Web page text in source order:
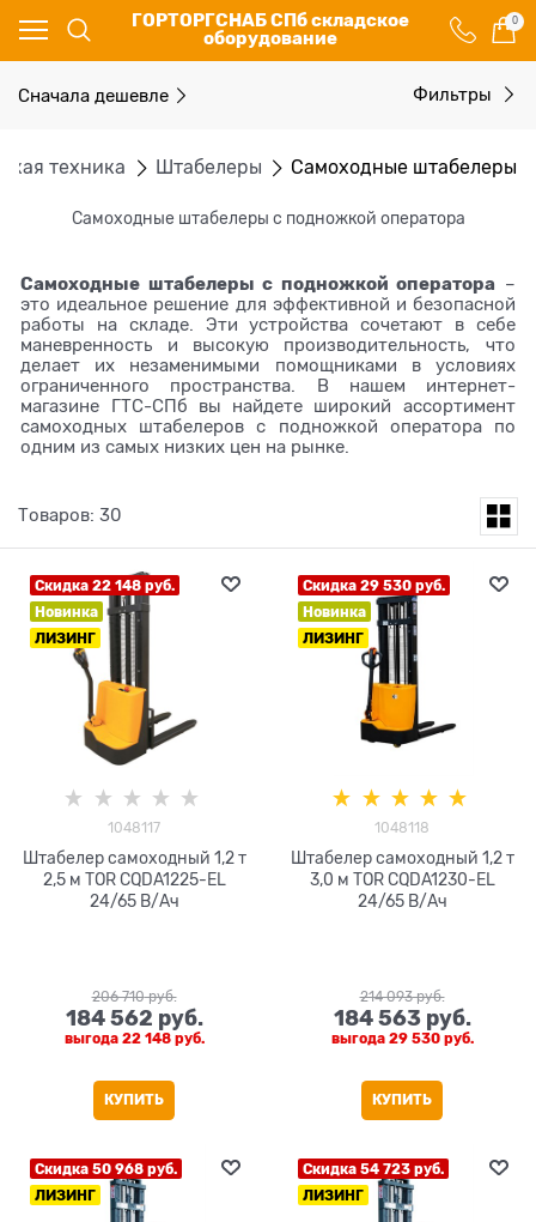
ГОРТОРГСНАБ СПб складское
оборудование
0
техника Штабелеры Самоходные штабелеры
Самоходные штабелеры с подножкой оператора
Самоходные штабелеры с подножкой оператора –
это идеальное решение для эффективной и безопасной
работы на складе. Эти устройства сочетают в себе
маневренность и высокую производительность, что
делает их незаменимыми помощниками в условиях
ограниченного пространства. В нашем интернет-
магазине ГТС-СПб вы найдете широкий ассортимент
самоходных штабелеров с подножкой оператора по
одним из самых низких цен на рынке.
Сначала дешевле Фильтры
Товаров: 30
Скидка 22 148 руб.
Новинка
ЛИЗИНГ
1048117
Штабелер самоходный 1,2 т
2,5 м TOR CQDA1225-EL
24/65 В/Ач
206 710 руб.
184 562 руб.
выгода 22 148 руб.
КУПИТЬ
Скидка 29 530 руб.
Новинка
ЛИЗИНГ
1048118
Штабелер самоходный 1,2 т
3,0 м TOR CQDA1230-EL
24/65 В/Ач
214 093 руб.
184 563 руб.
выгода 29 530 руб.
КУПИТЬ
Скидка 50 968 руб.
ЛИЗИНГ
Скидка 54 723 руб.
ЛИЗИНГ